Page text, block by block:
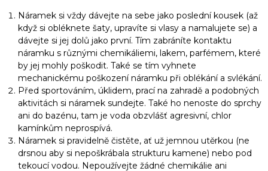
Náramek si vždy dávejte na sebe jako poslední kousek (až
když si obléknete šaty, upravíte si vlasy a namalujete se) a
dávejte si jej dolů jako první. Tím zabráníte kontaktu
náramku s různými chemikáliemi, lakem, parfémem, které
by jej mohly poškodit. Také se tím vyhnete
mechanickému poškození náramku při oblékání a svlékání.
Před sportováním, úklidem, prací na zahradě a podobných
aktivitách si náramek sundejte. Také ho nenoste do sprchy
ani do bazénu, tam je voda obzvlášť agresivní, chlor
kamínkům neprospívá.
Náramek si pravidelně čistěte, ať už jemnou utěrkou (ne
drsnou aby si nepoškrábala strukturu kamene) nebo pod
tekoucí vodou. Nepoužívejte žádné chemikálie ani